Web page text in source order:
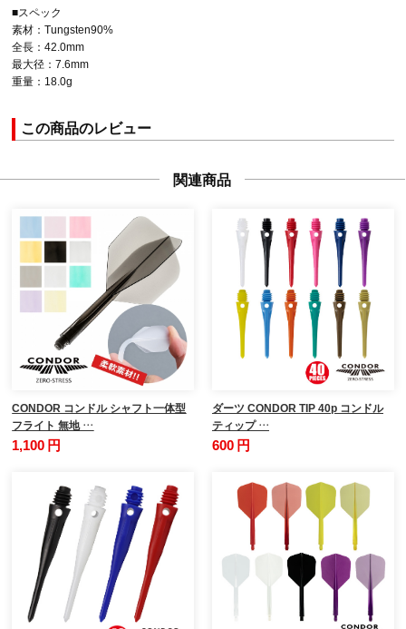
■スペック
素材：Tungsten90%
全長：42.0mm
最大径：7.6mm
重量：18.0g
この商品のレビュー
関連商品
CONDOR コンドル シャフト一体型
フライト 無地 …
1,100 円
ダーツ CONDOR TIP 40p コンドル
ティップ …
600 円